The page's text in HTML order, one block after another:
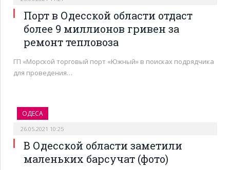
Порт в Одесской области отдаст
более 9 миллионов гривен за
ремонт тепловоза
ГП «Морской торговый порт «Южный» в поисках подрядчика
для проведения…
ОДЕСА
26.05.2021 10:25
В Одесской области заметили
маленьких барсучат (фото)